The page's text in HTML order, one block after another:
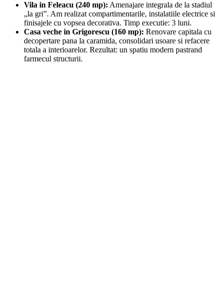
Vila in Feleacu (240 mp): Amenajare integrala de la stadiul
„la gri”. Am realizat compartimentarile, instalatiile electrice si
finisajele cu vopsea decorativa. Timp executie: 3 luni.
Casa veche in Grigorescu (160 mp): Renovare capitala cu
decopertare pana la caramida, consolidari usoare si refacere
totala a interioarelor. Rezultat: un spatiu modern pastrand
farmecul structurii.